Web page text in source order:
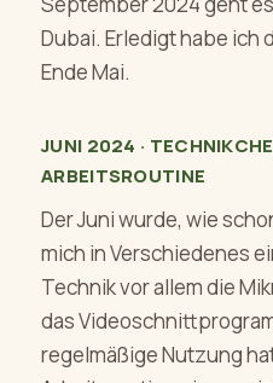
Dubai. Erledigt habe ich
Ende Mai.
JUNI 2024 ·
ARBEITSROUTINE
Der Juni wurde, wie
mich in Verschiedenes
Technik vor allem die
das
regelmäßige Nutzung